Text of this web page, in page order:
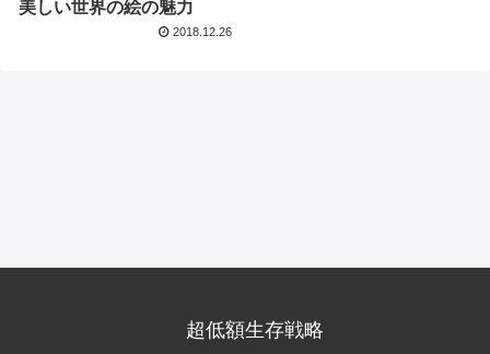
美しい世界の絵の魅力
2018.12.26
超低額生存戦略